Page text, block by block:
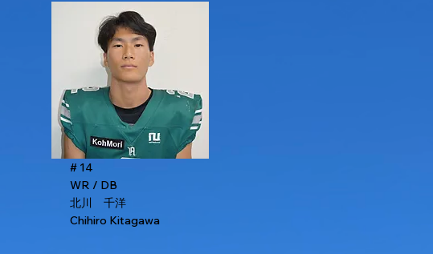
# 14
WR / DB
北川 千洋
Chihiro Kitagawa